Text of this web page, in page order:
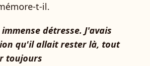
t-il.
détresse. J'avais
qu'il allait rester là, tout
toujours